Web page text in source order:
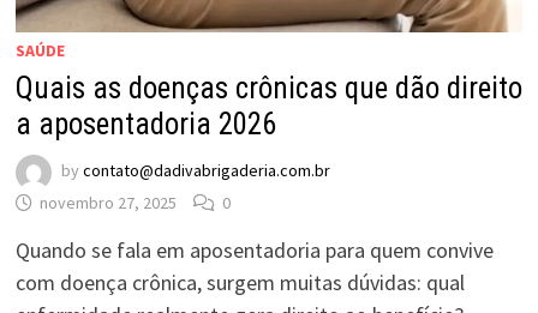
SAÚDE
Quais as doenças crônicas que dão direito
a aposentadoria 2026
by contato@dadivabrigaderia.com.br
novembro 27, 2025
0
Quando se fala em aposentadoria para quem convive
com doença crônica, surgem muitas dúvidas: qual